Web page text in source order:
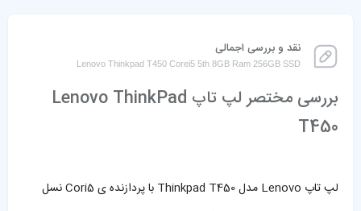
نقد و بررسی اجمالی
Lenovo Thinkpad T450 Corei5 5th 8GB Ram 256GB SSD
بررسی مختصر لپ تاپ Lenovo ThinkPad
T450
لپ تاپ Lenovo مدل Thinkpad T450 با پردازنده ی Cori5 نسل